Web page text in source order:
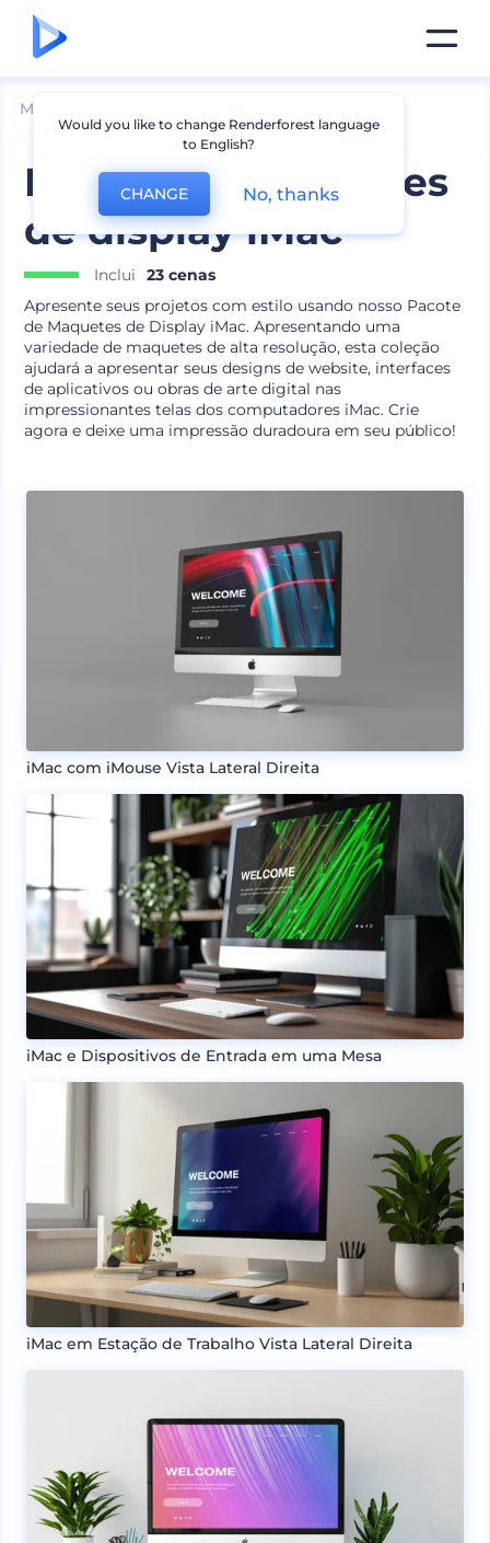
Mockups
Pacote de maquetes
de display iMac
Inclui
23 cenas
Apresente seus projetos com estilo usando nosso Pacote
de Maquetes de Display iMac. Apresentando uma
variedade de maquetes de alta resolução, esta coleção
ajudará a apresentar seus designs de website, interfaces
de aplicativos ou obras de arte digital nas
impressionantes telas dos computadores iMac. Crie
agora e deixe uma impressão duradoura em seu público!
iMac com iMouse Vista Lateral Direita
iMac e Dispositivos de Entrada em uma Mesa
iMac em Estação de Trabalho Vista Lateral Direita
Would you like to change Renderforest language
to English?
CHANGE No, thanks